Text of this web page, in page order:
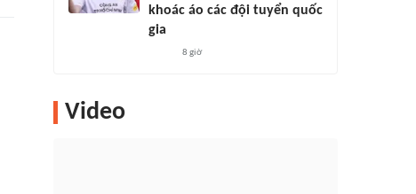
khoác áo các đội tuyển quốc
gia
8 giờ
Video